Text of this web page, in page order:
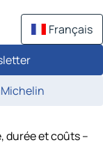
Français
durée et coûts –